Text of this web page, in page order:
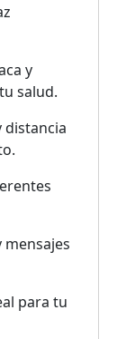
y
salud.
distancia
para tu